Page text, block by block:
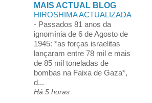
MAIS ACTUAL BLOG
HIROSHIMA ACTUALIZADA
- Passados 81 anos da
ignomínia de 6 de Agosto de
1945: *as forças israelitas
lançaram entre 78 mil e mais
de 85 mil toneladas de
bombas na Faixa de Gaza*,
d...
Há 5 horas